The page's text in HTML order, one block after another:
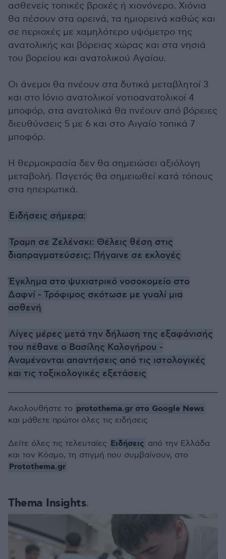
ασθενείς τοπικές βροχές ή χιονόνερο. Xιόνια
θα πέσουν στα ορεινά, τα ημιορεινά καθώς και
σε περιοχές με χαμηλότερο υψόμετρο της
ανατολικής και βόρειας χώρας και στα νησιά
του βορείου και ανατολικού Αγαίου.
Οι άνεμοι θα πνέουν στα δυτικά μεταβλητοί 3
και στο Ιόνιο ανατολικοί νοτιοανατολικοί 4
μποφόρ, στα ανατολικά θα πνέουν από βόρειες
διευθύνσεις 5 με 6 και στο Αιγαίο τοπικά 7
μποφόρ.
Η θερμοκρασία δεν θα σημειώσει αξιόλογη
μεταβολή. Παγετός θα σημειωθεί κατά τόπους
στα ηπειρωτικά.
Ειδήσεις σήμερα:
Τραμπ σε Ζελένσκι: Θέλεις θέση στις
διαπραγματεύσεις; Πήγαινε σε εκλογές
Έγκλημα στο ψυχιατρικό νοσοκομείο στο
Δαφνί - Τρόφιμος σκότωσε με γυαλί μια
ασθενή
Λίγες μέρες μετά την δήλωση της εξαφάνισής
του πέθανε ο Βασίλης Καλογήρου -
Αναμένονται απαντήσεις από τις ιστολογικές
και τις τοξικολογικές εξετάσεις
Thema Insights
Ακολουθήστε το protothema.gr στο Google News
και μάθετε πρώτοι όλες τις ειδήσεις
Δείτε όλες τις τελευταίες Ειδήσεις από την Ελλάδα
και τον Κόσμο, τη στιγμή που συμβαίνουν, στο
Protothema.gr